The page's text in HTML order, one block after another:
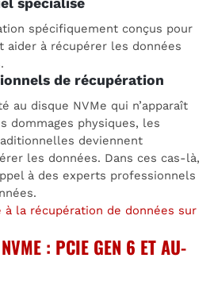
spécifiquement conçus pour
aider à récupérer les données
de récupération
au disque NVMe qui n’apparaît
dommages physiques, les
deviennent
les données. Dans ces cas-là,
à des experts professionnels
à la récupération de données sur
: PCIE GEN 6 ET AU-